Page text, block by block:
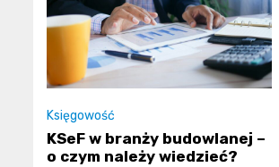
Księgowość
KSeF w branży budowlanej –
o czym należy wiedzieć?